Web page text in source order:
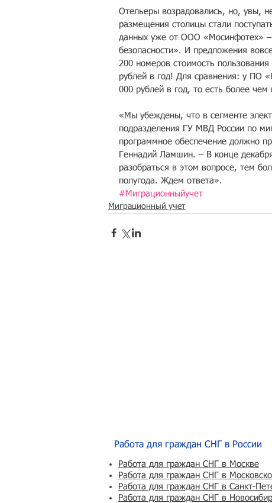
Отельеры возрадовались, но, увы,
размещения столицы стали
данных уже от ООО «Мосинфотех» –
безопасности». И предложения
200 номеров стоимость
рублей в год! Для сравнения: у ПО
000 рублей в год, то есть более
«Мы убеждены, что в сегменте
подразделения ГУ МВД России по
программное обеспечение должно
Геннадий Ламшин. – В конце
разобраться в этом вопросе, тем
полугода. Ждем ответа».
#Миграционныйучет
Миграционный учет
Работа для граждан СНГ в России
Работа для граждан СНГ в Москве
Работа для граждан СНГ в
Работа для граждан СНГ в Санкт-
Работа для граждан СНГ в